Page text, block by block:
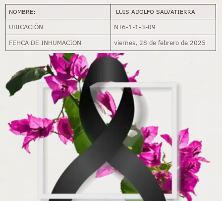
NOMBRE: LUIS ADOLFO SALVATIERRA
UBICACIÓN NT6-1-1-3-09
FEHCA DE INHUMACION viernes, 28 de febrero de 2025